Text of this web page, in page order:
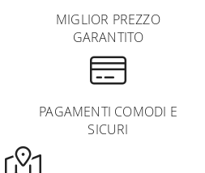
MIGLIOR PREZZO
GARANTITO
PAGAMENTI COMODI E
SICURI